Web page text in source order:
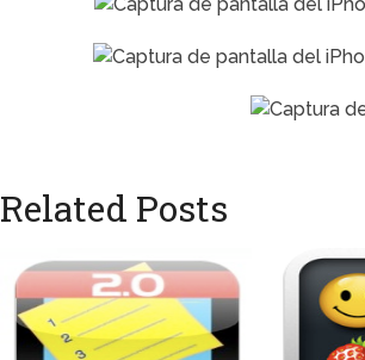
Related Posts